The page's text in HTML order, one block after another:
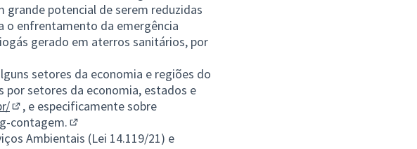
potencial de serem reduzidas
o enfrentamento da emergência
gerado em aterros sanitários, por
setores da economia e regiões do
por setores da economia, estados e
(Link externo)
, e especificamente sobre
contagem.
(Link externo)
Ambientais (Lei 14.119/21) e